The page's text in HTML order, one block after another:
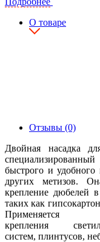
О товаре
Отзывы (0)
Двойная насадка
быстрого и
других метизов.
крепление дюбелей
таких как
крепления
систем, плинтусов,